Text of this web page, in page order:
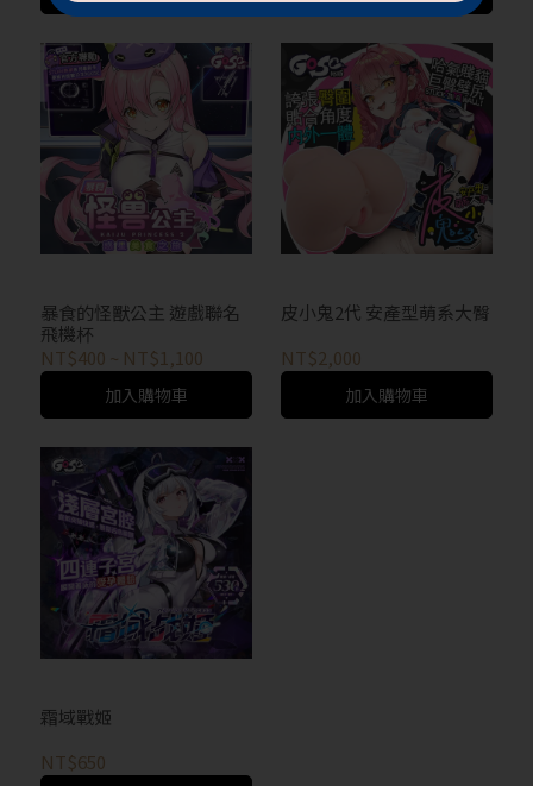
抱歉!必須年滿18歲
才能閱覽OGC網站
回上一頁
暴食的怪獸公主 遊戲聯名
飛機杯
NT$400 ~ NT$1,100
加入購物車
皮小鬼2代 安產型萌系大臀
NT$2,000
加入購物車
霜域戰姬
NT$650